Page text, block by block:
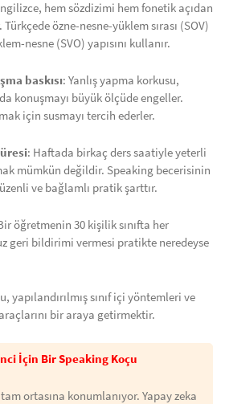
hem sözdizimi hem fonetik açıdan
özne-nesne-yüklem sırası (SOV)
nesne (SVO) yapısını kullanır.
baskısı: Yanlış yapma korkusu,
konuşmayı büyük ölçüde engeller.
için susmayı tercih ederler.
: Haftada birkaç ders saatiyle yeterli
mümkün değildir. Speaking becerisinin
ve bağlamlı pratik şarttır.
öğretmenin 30 kişilik sınıfta her
geri bildirimi vermesi pratikte neredeyse
yapılandırılmış sınıf içi yöntemleri ve
bir araya getirmektir.
İçin Bir Speaking Koçu
ortasına konumlanıyor. Yapay zeka